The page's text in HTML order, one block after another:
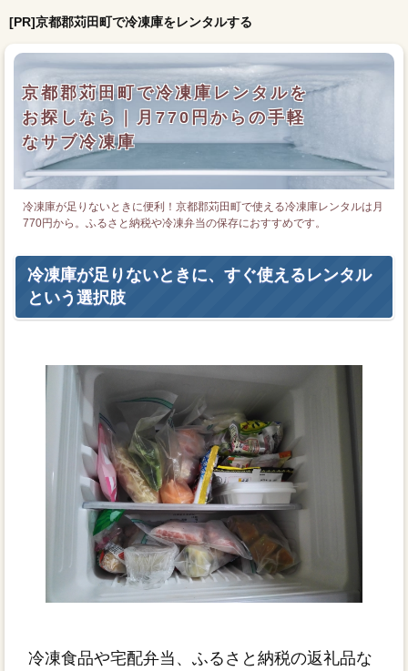
[PR]京都郡苅田町で冷凍庫をレンタルする
京都郡苅田町で冷凍庫レンタルを
お探しなら｜月770円からの手軽
なサブ冷凍庫
冷凍庫が足りないときに便利！京都郡苅田町で使える冷凍庫レンタルは月
770円から。ふるさと納税や冷凍弁当の保存におすすめです。
冷凍庫が足りないときに、すぐ使えるレンタル
という選択肢
冷凍食品や宅配弁当、ふるさと納税の返礼品な